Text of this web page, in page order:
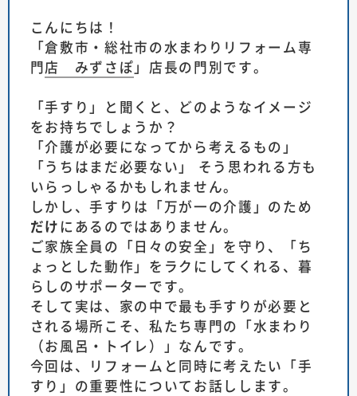
こんにちは！
「倉敷市・総社市の水まわりリフォーム専
門店 みずさぽ 」店長の門別です。
「手すり」と聞くと、どのようなイメージ
をお持ちでしょうか？
「介護が必要になってから考えるもの」
「うちはまだ必要ない」 そう思われる方も
いらっしゃるかもしれません。
しかし、手すりは「万が一の介護」のため
だけ にあるのではありません。
ご家族全員の「日々の安全」を守り、「ち
ょっとした動作」をラクにしてくれる、暮
らしのサポーターです。
そして実は、家の中で最も手すりが必要と
される場所こそ、私たち専門の「水まわり
（お風呂・トイレ）」なんです。
今回は、リフォームと同時に考えたい「手
すり」の重要性についてお話しします。